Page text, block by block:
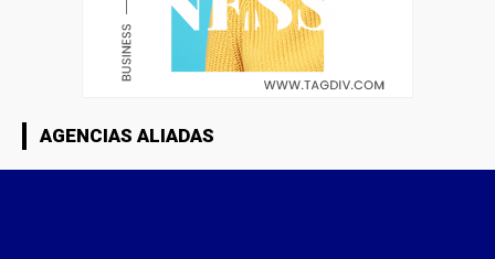
AGENCIAS ALIADAS